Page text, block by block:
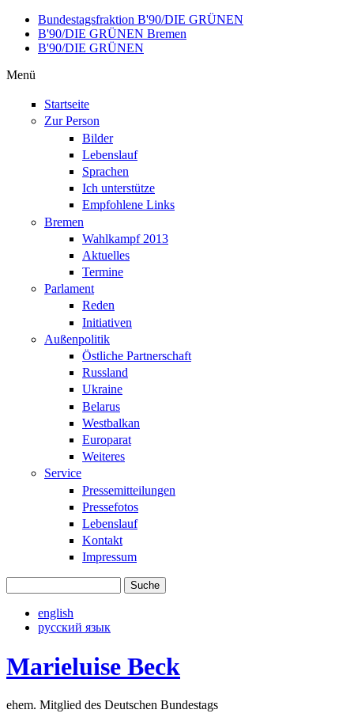
Direkt zum Inhalt
Bundestagsfraktion B'90/DIE GRÜNEN
B'90/DIE GRÜNEN Bremen
B'90/DIE GRÜNEN
Menü
Startseite
Zur Person
Bilder
Lebenslauf
Sprachen
Ich unterstütze
Empfohlene Links
Bremen
Wahlkampf 2013
Aktuelles
Termine
Parlament
Reden
Initiativen
Außenpolitik
Östliche Partnerschaft
Russland
Ukraine
Belarus
Westbalkan
Europarat
Weiteres
Service
Pressemitteilungen
Pressefotos
Lebenslauf
Kontakt
Impressum
english
русский язык
Marieluise Beck
ehem. Mitglied des Deutschen Bundestags